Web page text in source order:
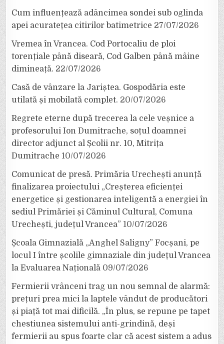
Cum influențează adâncimea sondei sub oglinda
apei acuratețea citirilor batimetrice 27/07/2026
Vremea în Vrancea. Cod Portocaliu de ploi
torențiale până diseară, Cod Galben până mâine
dimineață. 22/07/2026
Casă de vânzare la Jariștea. Gospodăria este
utilată și mobilată complet. 20/07/2026
Regrete eterne după trecerea la cele veșnice a
profesorului Ion Dumitrache, soțul doamnei
director adjunct al Școlii nr. 10, Mitrița
Dumitrache 10/07/2026
Comunicat de presă. Primăria Urechești anunță
finalizarea proiectului „Creșterea eficienței
energetice și gestionarea inteligentă a energiei în
sediul Primăriei și Căminul Cultural, Comuna
Urechești, județul Vrancea” 10/07/2026
Școala Gimnazială „Anghel Saligny” Focșani, pe
locul I între școlile gimnaziale din județul Vrancea
la Evaluarea Națională 09/07/2026
Fermierii vrânceni trag un nou semnal de alarmă:
prețuri prea mici la laptele vândut de producători
și piață tot mai dificilă. „În plus, se repune pe tapet
chestiunea sistemului anti-grindină, deși
fermierii au spus foarte clar că acest sistem a adus